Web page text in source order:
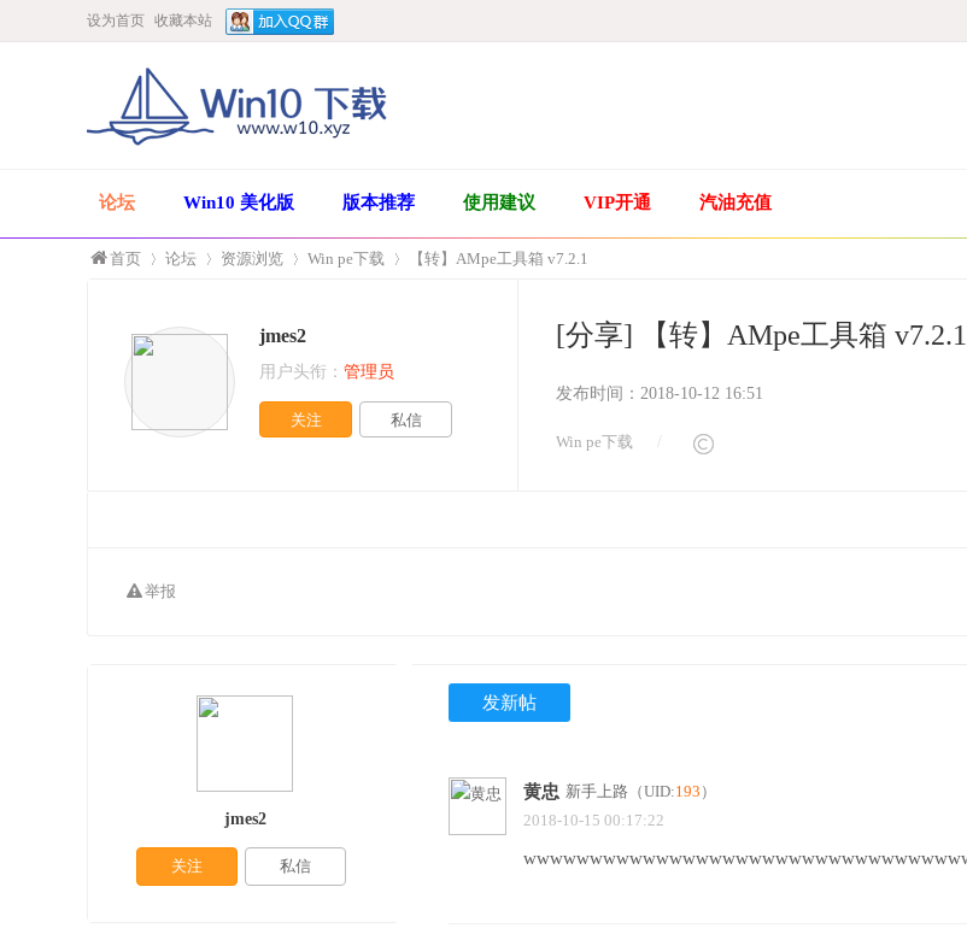
设为首页 收藏本站
论坛 Win10 美化版 版本推荐 使用建议 VIP开通 汽油充值
首页
»
论坛 资源浏览
›
Win pe下载
›
【转】AMpe工具箱 v7.2.1
[分享] 【转】AMpe工具箱 v7.2.1
发布时间： 2018-10-12 16:51
Win pe下载 /
jmes2
用户头衔： 管理员
关注 私信
举报
发新帖
黄忠 新手上路 （UID:193 ）
2018-10-15 00:17:22
jmes2
关注 私信